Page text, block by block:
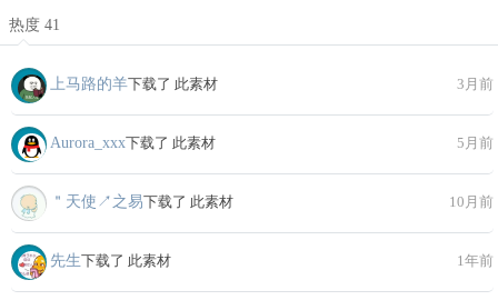
热度 41
上马路的羊下载了 此素材 3月前
Aurora_xxx下载了 此素材 5月前
＂天使↗之易下载了 此素材 10月前
先生下载了 此素材 1年前